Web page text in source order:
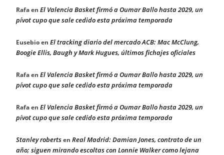
Rafaen El Valencia Basket firmó a Oumar Ballo hasta 2029, un
pívot cupo que sale cedido esta próxima temporada
Eusebioen El tracking diario del mercado ACB: Mac McClung,
Boogie Ellis, Baugh y Mark Hugues, últimos fichajes oficiales
Rafaen El Valencia Basket firmó a Oumar Ballo hasta 2029, un
pívot cupo que sale cedido esta próxima temporada
Rafaen El Valencia Basket firmó a Oumar Ballo hasta 2029, un
pívot cupo que sale cedido esta próxima temporada
Stanley robertsen Real Madrid: Damian Jones, contrato de un
año; siguen mirando escoltas con Lonnie Walker como lejana